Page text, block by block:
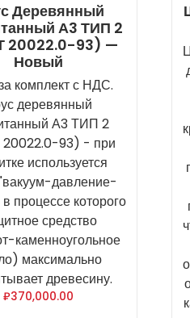
Деревянный
А3 ТИП 2
20022.0-93) —
Новый
комплект с НДС.
деревянный
А3 ТИП 2
93) - при
используется
давление-
процессе которого
средство
каменноугольное
максимально
древесину.
₽370,000.00